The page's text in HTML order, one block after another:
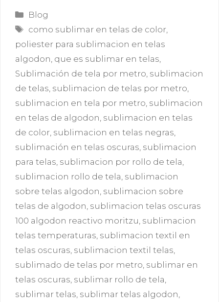
Categorías
Blog
Etiquetas
como sublimar en telas de color
poliester para sublimacion en telas
algodon que es sublimar en telas
Sublimación de tela por metro sublimacion
de telas sublimacion de telas por metro
sublimacion en tela por metro sublimacion
en telas de algodon sublimacion en telas
de color sublimacion en telas negras
sublimación en telas oscuras sublimacion
para telas sublimacion por rollo de tela
sublimacion rollo de tela sublimacion
sobre telas algodon sublimacion sobre
telas de algodon sublimacion telas oscuras
100 algodon reactivo moritzu sublimacion
telas temperaturas sublimacion textil en
telas oscuras sublimacion textil telas
sublimado de telas por metro sublimar en
telas oscuras sublimar rollo de tela
sublimar telas sublimar telas algodon